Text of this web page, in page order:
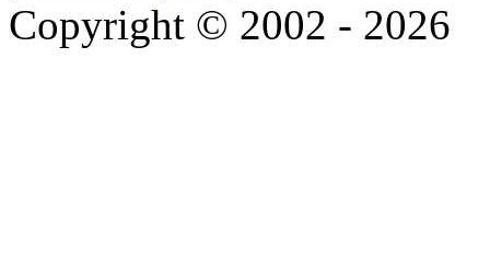
Copyright © 2002 - 2026